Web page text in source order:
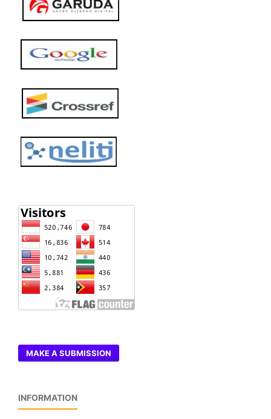
MAKE A SUBMISSION
INFORMATION